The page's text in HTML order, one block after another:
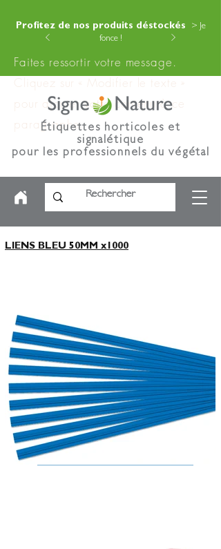
Profitez de nos produits déstockés
> Je
fonce !
Faites ressortir votre message.
Cliquez sur « Modifier le texte »
pour ajouter votre contenu à ce
paragraphe.
Étiquettes horticoles et
signalétique
pour les professionnels du végétal
LIENS BLEU 50MM x1000